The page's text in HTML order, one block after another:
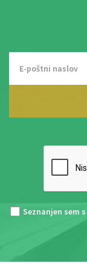
Seznanjen sem s